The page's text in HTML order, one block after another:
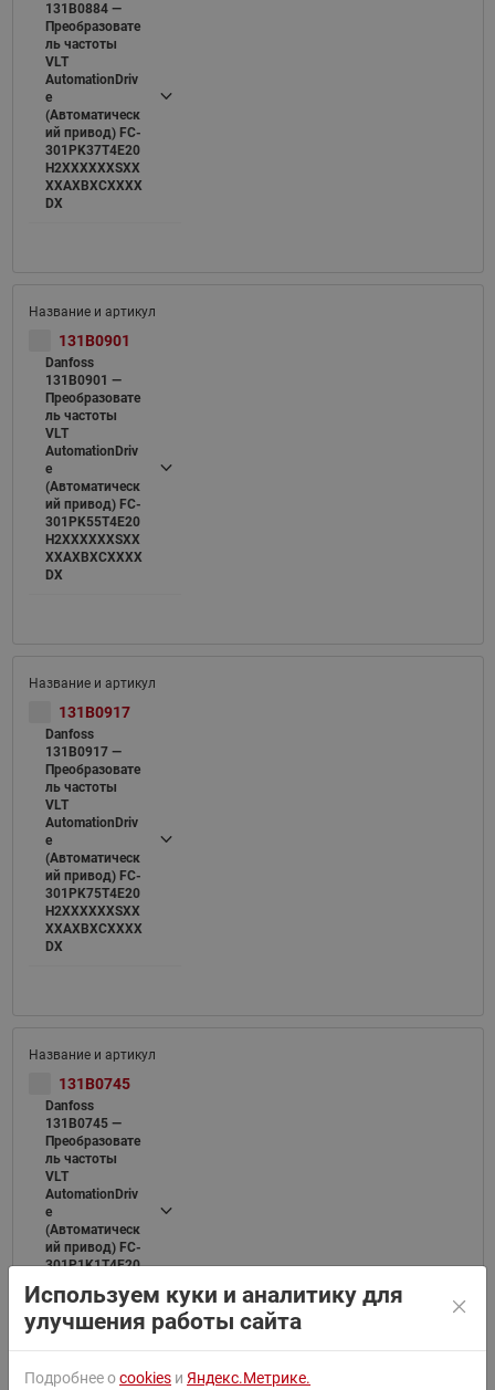
131B0884 —
Преобразовате
ль частоты
VLT
AutomationDriv
e
(Автоматическ
ий привод) FC-
301PK37T4E20
H2XXXXXXSXX
XXAXBXCXXXX
DX
131B0901
Danfoss
131B0901 —
Преобразовате
ль частоты
VLT
AutomationDriv
e
(Автоматическ
ий привод) FC-
301PK55T4E20
H2XXXXXXSXX
XXAXBXCXXXX
DX
131B0917
Danfoss
131B0917 —
Преобразовате
ль частоты
VLT
AutomationDriv
e
(Автоматическ
ий привод) FC-
301PK75T4E20
H2XXXXXXSXX
XXAXBXCXXXX
DX
131B0745
Danfoss
131B0745 —
Преобразовате
ль частоты
VLT
AutomationDriv
e
(Автоматическ
ий привод) FC-
301P1K1T4E20
XXAXBXCXXXX
DX
Используем куки и аналитику для
улучшения работы сайта
Подробнее оcookies и Яндекс.Метрике.